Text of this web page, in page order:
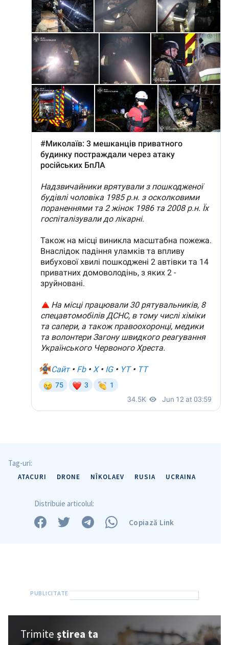
SUSȚINE
Tag-uri:
ATACURI DRONE NÎKOLAEV RUSIA UCRAINA
Distribuie articolul:
Copiază Link
Trimiteștirea ta